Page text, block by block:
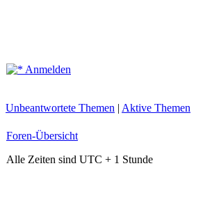
Anmelden
Unbeantwortete Themen | Aktive Themen
Foren-Übersicht
Alle Zeiten sind UTC + 1 Stunde